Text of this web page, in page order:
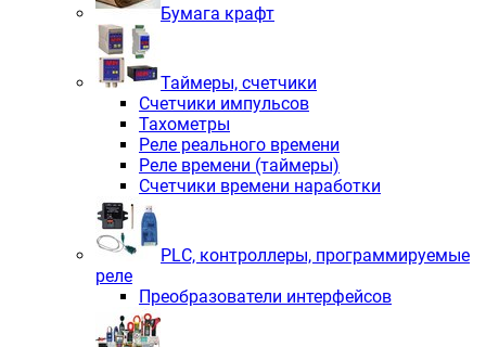
Бумага крафт
Таймеры, счетчики
Счетчики импульсов
Тахометры
Реле реального времени
Реле времени (таймеры)
Счетчики времени наработки
PLС, контроллеры, программируемые
реле
Преобразователи интерфейсов